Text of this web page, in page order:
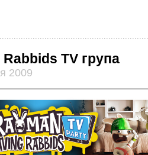
TV група
2009